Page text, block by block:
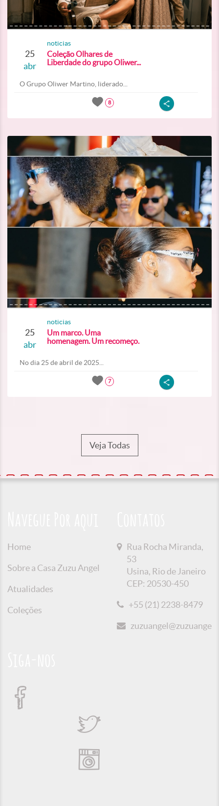
25
abr
noticias
Coleção Olhares de
Liberdade do grupo Oliwer...
O Grupo Oliwer Martino, liderado...
8
25
abr
noticias
Um marco. Uma
homenagem. Um recomeço.
No dia 25 de abril de 2025...
7
Veja Todas
Home
Sobre a Casa Zuzu Angel
Atualidades
Coleções
Rua Rocha Miranda,
53
Usina, Rio de Janeiro
CEP: 20530-450
+55 (21) 2238-8479